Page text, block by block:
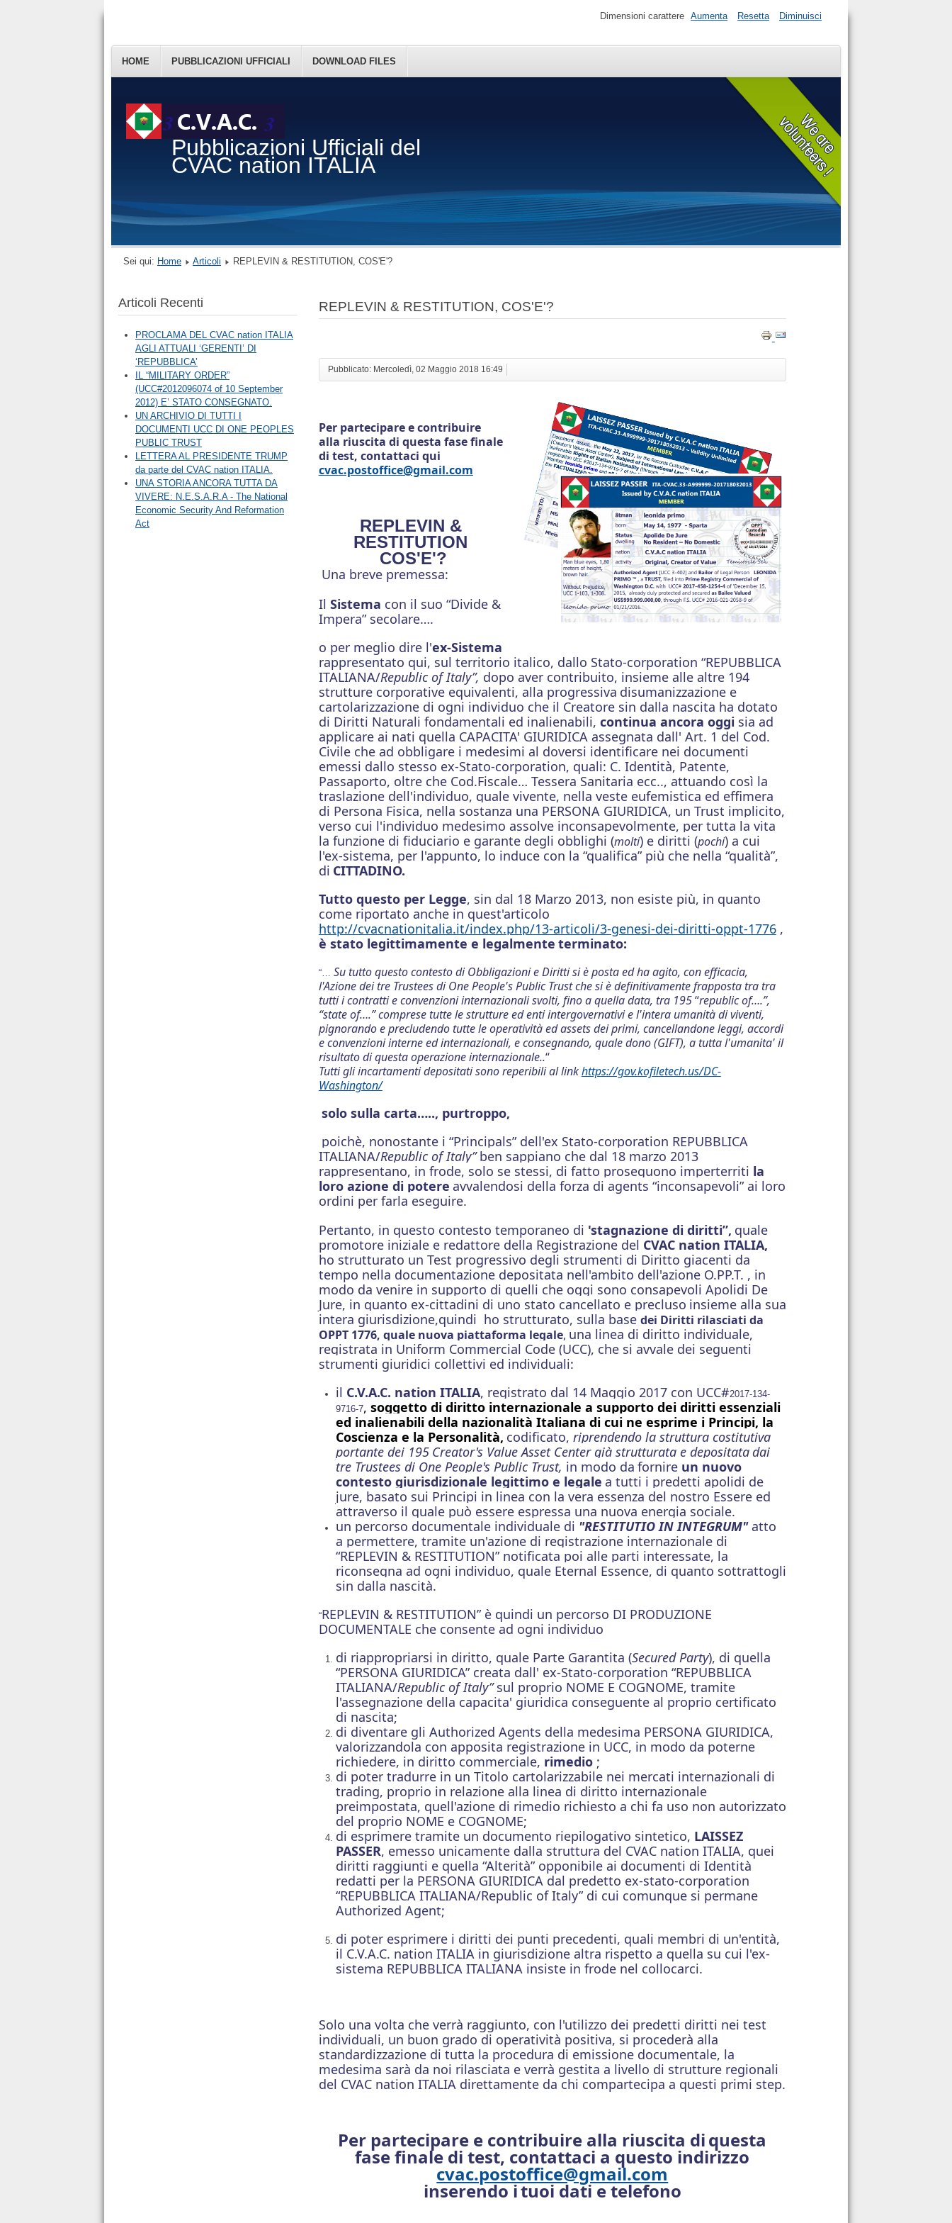
Pubblicazioni Ufficiali del
CVAC nation ITALIA
HOME PUBBLICAZIONI UFFICIALI DOWNLOAD FILES
Dimensioni carattere Aumenta Resetta Diminuisci
Sei qui: Home Articoli REPLEVIN & RESTITUTION, COS'E'?
Articoli Recenti
PROCLAMA DEL CVAC nation ITALIA
AGLI ATTUALI ‘GERENTI’ DI
‘REPUBBLICA’
IL “MILITARY ORDER”
(UCC#2012096074 of 10 September
2012) E’ STATO CONSEGNATO.
UN ARCHIVIO DI TUTTI I
DOCUMENTI UCC DI ONE PEOPLES
PUBLIC TRUST
LETTERA AL PRESIDENTE TRUMP
da parte del CVAC nation ITALIA.
UNA STORIA ANCORA TUTTA DA
VIVERE: N.E.S.A.R.A - The National
Economic Security And Reformation
Act
REPLEVIN & RESTITUTION, COS'E'?
Pubblicato: Mercoledì, 02 Maggio 2018 16:49
Per partecipare e contribuire
alla riuscita di questa fase finale
di test, contattaci qui
cvac.postoffice@gmail.com
REPLEVIN &
RESTITUTION
COS'E'?
Una breve premessa:
Il Sistema con il suo “Divide &
Impera” secolare….
o per meglio dire l'ex-Sistema
rappresentato qui, sul territorio italico, dallo Stato-corporation “REPUBBLICA
ITALIANA/Republic of Italy”, dopo aver contribuito, insieme alle altre 194
strutture corporative equivalenti, alla progressiva disumanizzazione e
cartolarizzazione di ogni individuo che il Creatore sin dalla nascita ha dotato
di Diritti Naturali fondamentali ed inalienabili, continua ancora oggi sia ad
applicare ai nati quella CAPACITA' GIURIDICA assegnata dall' Art. 1 del Cod.
Civile chead obbligare i medesimi al doversi identificare nei documenti
emessi dallo stesso ex-Stato-corporation, quali: C. Identità, Patente,
Passaporto, oltre che Cod.Fiscale… Tessera Sanitaria ecc.., attuando così la
traslazione dell'individuo, quale vivente, nella veste eufemistica ed effimera
di Persona Fisica, nella sostanza una PERSONA GIURIDICA, un Trust implicito,
verso cui l'individuo medesimo assolve inconsapevolmente, per tutta la vita
la funzione di fiduciario e garante degli obblighi (molti) e diritti (pochi) a cui
l'ex-sistema, per l'appunto, lo induce con la “qualifica” più che nella “qualità”,
di CITTADINO.
Tutto questo per Legge, sin dal 18 Marzo 2013, non esiste più, in quanto
come riportato anche in quest'articolo
http://cvacnationitalia.it/index.php/13-articoli/3-genesi-dei-diritti-oppt-1776,
è stato legittimamente e legalmente terminato:
“… Su tutto questo contesto di Obbligazioni e Diritti si è posta ed ha agito, con efficacia,
l'Azione dei tre Trustees di One People's Public Trustche si è definitivamente frapposta tra tra
tutti i contratti e convenzioni internazionali svolti, fino a quella data, tra 195“republic of….”,
“state of….” comprese tutte le strutture ed enti intergovernativi e l'intera umanità di viventi,
pignorando e precludendo tutte le operatività ed assets dei primi, cancellandone leggi, accordi
e convenzioni interne ed internazionali, e consegnando, quale dono (GIFT), a tutta l'umanita' il
risultato di questa operazione internazionale..“
Tutti gli incartamenti depositati sono reperibili al linkhttps://gov.kofiletech.us/DC-
Washington/
solo sulla carta….., purtroppo,
poichè, nonostante i “Principals” dell'ex Stato-corporation REPUBBLICA
ITALIANA/Republic of Italy”ben sappiano che dal 18 marzo 2013
rappresentano, in frode, solo se stessi, di fatto proseguono imperterriti la
loro azione di potere avvalendosi della forza di agents “inconsapevoli” ai loro
ordini per farla eseguire.
Pertanto, in questo contesto temporaneo di 'stagnazione di diritti”, quale
promotore iniziale e redattore della Registrazione del CVAC nation ITALIA,
ho strutturato un Test progressivo degli strumenti di Diritto giacenti da
tempo nella documentazione depositata nell'ambito dell'azione O.PP.T. , in
modo da venire in supporto di quelli che oggi sono consapevoli Apolidi De
Jure, in quanto ex-cittadini di uno stato cancellato e precluso insieme alla sua
intera giurisdizione,quindi ho strutturato, sulla base dei Diritti rilasciati da
OPPT 1776, quale nuova piattaforma legale, una linea di diritto individuale,
registrata in Uniform Commercial Code (UCC), che si avvale dei seguenti
strumenti giuridici collettivi ed individuali:
il C.V.A.C. nation ITALIA, registrato dal 14 Maggio 2017 con UCC#2017-134-
9716-7, soggetto di diritto internazionale a supporto dei diritti essenziali
ed inalienabili della nazionalità Italiana di cui ne esprime i Principi, la
Coscienza e la Personalità, codificato, riprendendo la struttura costitutiva
portante dei 195 Creator's Value Asset Center già strutturata e depositatadai
tre Trustees di One People's Public Trust, in modo da fornire un nuovo
contesto giurisdizionale legittimo e legale a tutti i predetti apolidi de
jure, basato sui Principi in linea con la vera essenza del nostro Essere ed
attraverso il quale può essere espressa una nuova energia sociale.
un percorso documentale individuale di "RESTITUTIO IN INTEGRUM"atto
a permettere, tramite un'azione di registrazione internazionale di
“REPLEVIN & RESTITUTION” notificata poi alle parti interessate, la
riconsegna ad ogni individuo, quale Eternal Essence, di quanto sottrattogli
sin dalla nascità.
“REPLEVIN & RESTITUTION” è quindi un percorso DI PRODUZIONE
DOCUMENTALE che consente ad ogni individuo
di riappropriarsi in diritto, quale Parte Garantita (Secured Party), di quella
“PERSONA GIURIDICA” creata dall' ex-Stato-corporation “REPUBBLICA
ITALIANA/Republic of Italy”sul proprio NOME E COGNOME, tramite
l'assegnazione della capacita' giuridica conseguente al proprio certificato
di nascita;
di diventare gli Authorized Agents della medesima PERSONA GIURIDICA,
valorizzandola con apposita registrazione in UCC, in modo da poterne
richiedere, in diritto commerciale, rimedio;
di poter tradurre in un Titolo cartolarizzabile nei mercati internazionali di
trading, proprio in relazione alla linea di diritto internazionale
preimpostata, quell'azione di rimedio richiesto a chi fa uso non autorizzato
del proprio NOME e COGNOME;
di esprimere tramite un documento riepilogativo sintetico, LAISSEZ
PASSER, emesso unicamente dalla struttura del CVAC nation ITALIA, quei
diritti raggiunti e quella “Alterità” opponibile ai documenti di Identità
redatti per la PERSONA GIURIDICA dal predetto ex-stato-corporation
“REPUBBLICA ITALIANA/Republic of Italy” di cui comunque si permane
Authorized Agent;
di poter esprimere i diritti dei punti precedenti, quali membri di un'entità,
il C.V.A.C. nation ITALIA in giurisdizione altra rispetto a quella su cui l'ex-
sistema REPUBBLICA ITALIANA insiste in frode nel collocarci.
Solo una volta che verrà raggiunto, con l'utilizzo dei predetti diritti nei test
individuali, un buon grado di operatività positiva, si procederà alla
standardizzazione di tutta la procedura di emissione documentale, la
medesima sarà da noi rilasciata e verrà gestita a livello di strutture regionali
del CVAC nation ITALIA direttamente da chi compartecipa a questi primi step.
Per partecipare e contribuire alla riuscita diquesta
fase finale di test, contattaci a questo indirizzo
cvac.postoffice@gmail.com
inserendo ituoi dati e telefono